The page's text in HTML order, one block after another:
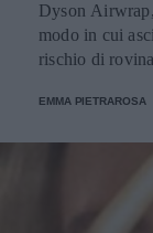
Dyson
modo in cui
rischio di
EMMA PIETRAROSA